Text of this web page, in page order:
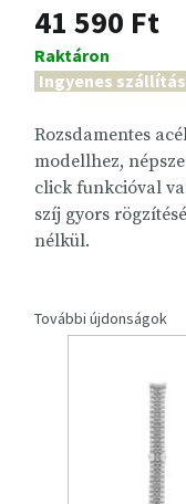
41 590 Ft
Raktáron
Ingyenes
Rozsdamentes
modellhez,
click funkcióval
szíj gyors
nélkül.
További újdonságok